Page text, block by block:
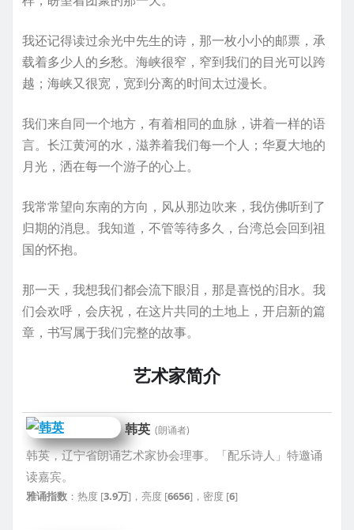
我还记得读过余光中先生的诗，那一枚小小的邮票，承
载着多少人的乡愁。海峡很窄，窄到我们的目光可以跨
越；海峡又很宽，宽到分离的时间太过漫长。
我们来自同一个地方，有着相同的血脉，讲着一样的语
言。长江黄河的水，滋养着我们每一个人；华夏大地的
月光，洒在每一个游子的心上。
我常常望向东南的方向，风从那边吹来，我仿佛听到了
归期的消息。我知道，不管等待多久，台湾总会回到祖
国的怀抱。
那一天，我想我们都会流下眼泪，那是喜悦的泪水。我
们会欢呼，会庆祝，在这片共同的土地上，开启新的篇
章，书写属于我们完整的故事。
艺术家简介
韩英 (朗诵者)
韩英，辽宁省朗诵艺术家协会理事。「配乐诗人」特邀诵
读嘉宾。
雅诵指数 ：热度 [3.9万]，亮度 [6656]，密度 [6]